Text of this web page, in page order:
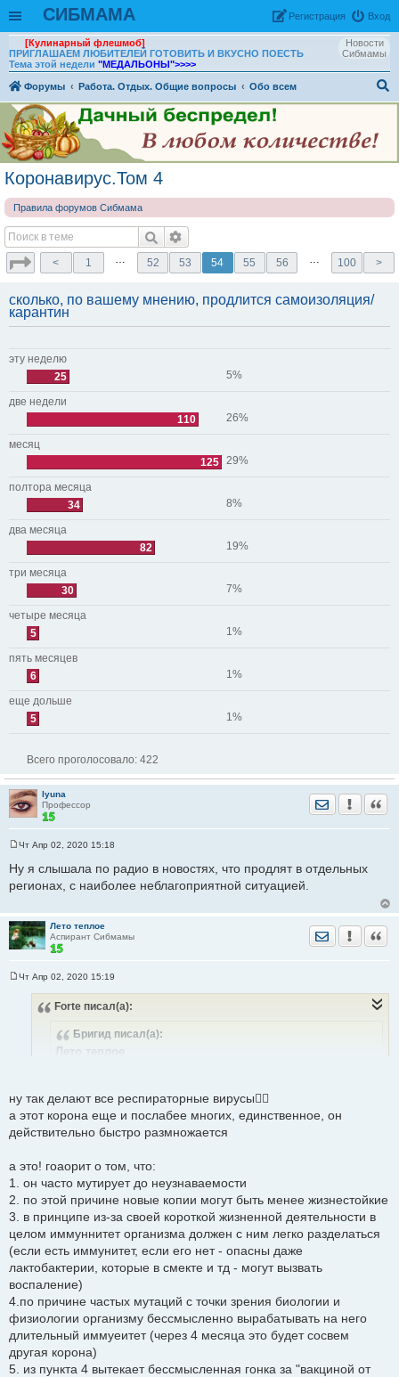
СИБМАМА Вход
Рeгиcтpaция
Новости
Сибмамы
[Кулинарный флешмоб]
ПРИГЛАШАЕМ ЛЮБИТЕЛЕЙ ГОТОВИТЬ И ВКУСНО ПОЕСТЬ
Тема этой недели "МЕДАЛЬОНЫ">>>>
Форумы Работа. Отдых. Общие вопросы
Обо всем
ои
Коронавирус.Том 4
Правила форумов Сибмама
< 1 … 52 53 54 55 56 … 100 >
сколько, по вашему мнению, продлится самоизоляция/
карантин
эту неделю
25
5%
две недели
110
26%
месяц
125 29%
полтора месяца
34
8%
два месяца
82
19%
три месяца
30
7%
четыре месяца
5
1%
пять месяцев
6
1%
еще дольше
5
1%
Всего проголосовало: 422
lyuna
Профессор
Отправить
о
б
и
е
Чт Апр 02, 2020 15:18
Ну я слышала по радио в новостях, что продлят в отдельных
регионах, с наиболее неблагоприятной ситуацией.
Лето теплое
Аспирант Сибмамы
Отправить
Чт Апр 02, 2020 15:19
Forte писал(а):
Бригид писал(а):
Лето теплое
Здравствуйте... Пневмонии как раз могут быть от многих
вирусов. И от бактерий.
ну так делают все респираторные вирусы🤷‍♀️
а этот корона еще и послабее многих, единственное, он
действительно быстро размножается
а это! гоаорит о том, что:
1. он часто мутирует до неузнаваемости
2. по этой причине новые копии могут быть менее жизнестойкие
3. в принципе из-за своей короткой жизненной деятельности в
целом иммуннитет организма должен с ним легко разделаться
(если есть иммунитет, если его нет - опасны даже
лактобактерии, которые в смекте и тд - могут вызвать
воспаление)
4.по причине частых мутаций с точки зрения биологии и
физиологии организму бессмысленно вырабатывать на него
длительный иммуеитет (через 4 месяца это будет сосвем
другая корона)
5. из пункта 4 вытекает бессмысленная гонка за "вакциной от